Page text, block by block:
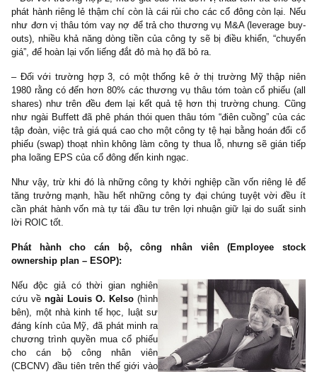
Trong tất cả các trường hợp kể trên, thước đo để cho thấy
value) của công ty. Nhiều người hay so với thị giá, lý lẽ đó cũng
lắm! Song về mặt lý thuyết, nếu như giá phát hành lớn hơn giá
của công ty, thì đó là một deal hời, và ngược lại. Tuy nhiên,
nghiệm và quan điểm của chúng tôi, bất cứ thứ phát hành riêng
trong 3 loại trên, cho dù giá cao hơn giá trị thực của công ty đi
nữa,đều tiềm ẩn nhiều rủi rocho cổ đông là phần nhiều!
– Đối với trường hợp 1, việc phát hành này chứng tỏ rằng
đạo muốn tận dụng giá cao để thu tiền mặt về công ty, pha
cổ đông nhỏ lẻ. Và nhiều trường hợp trong quá khứ, số tiền mặt
được họ tư lợi nhiều hơn là đem lại giá trị cho các cổ đông tin
Một vài ngân hàng thương mại, công ty bất động sản, tập
ngành (chúng tôi không tiện kể tên) đã phát hành riêng lẻ với
– Đối với trường hợp 2, mức giá cao mà đơn vị thâu tóm trả
phát hành riêng lẻ thậm chí còn là cái rủi cho các cổ đông còn
như đơn vị thâu tóm vay nợ để trả cho thương vụ M&A
outs), nhiều khả năng dòng tiền của công ty sẽ bị điều khiển,
giá”, để hoàn lại vốn liếng đắt đỏ mà họ đã bỏ ra.